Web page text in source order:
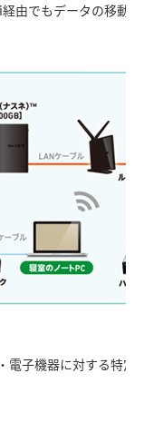
由でもデータの移動
電子機器に対する特